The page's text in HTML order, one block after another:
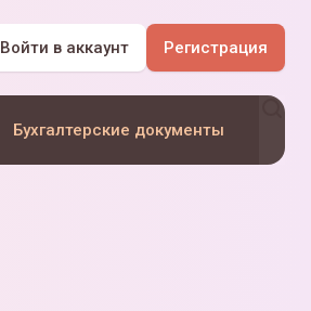
Войти в аккаунт Регистрация
Бухгалтерские документы